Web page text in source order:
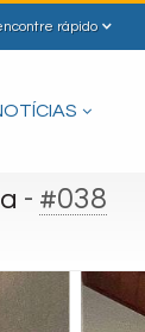
rápido
- #038